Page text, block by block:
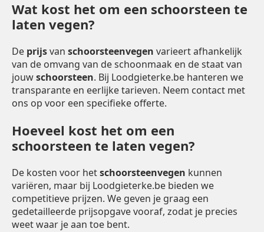
Wat kost het om een schoorsteen te
laten vegen?
De prijsvan schoorsteenvegen varieert afhankelijk
van de omvang van de schoonmaak en de staat van
jouwschoorsteen. Bij Loodgieterke.be hanteren we
transparante en eerlijke tarieven. Neem contact met
ons op voor een specifieke offerte.
Hoeveel kost het om een
schoorsteen te laten vegen?
De kosten voor hetschoorsteenvegen kunnen
variëren, maar bij Loodgieterke.be bieden we
competitieve prijzen. We geven je graag een
gedetailleerde prijsopgave vooraf, zodat je precies
weet waar je aan toe bent.